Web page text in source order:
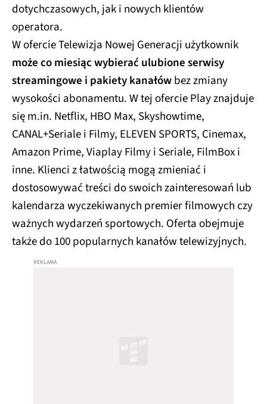
dotychczasowych, jak i nowych klientów
operatora.
W ofercie Telewizja Nowej Generacji użytkownik
może co miesiąc wybierać ulubione serwisy
streamingowe i pakiety kanałówbez zmiany
wysokości abonamentu. W tej ofercie Play znajduje
się m.in. Netflix, HBO Max, Skyshowtime,
CANAL+Seriale i Filmy, ELEVEN SPORTS, Cinemax,
Amazon Prime, Viaplay Filmy i Seriale, FilmBox i
inne. Klienci z łatwością mogą zmieniać i
dostosowywać treści do swoich zainteresowań lub
kalendarza wyczekiwanych premier filmowych czy
ważnych wydarzeń sportowych. Oferta obejmuje
także do 100 popularnych kanałów telewizyjnych.